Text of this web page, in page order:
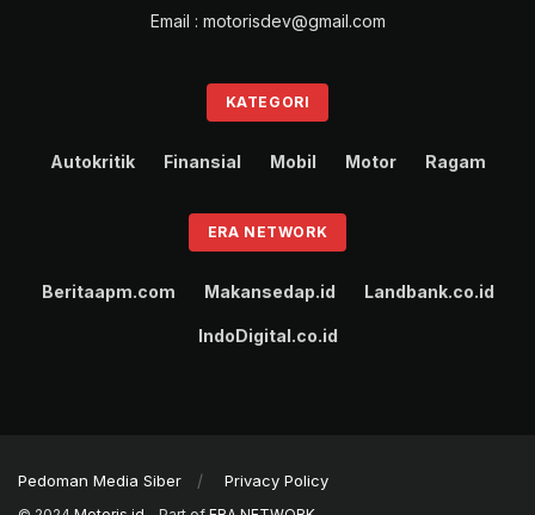
Email : motorisdev@gmail.com
KATEGORI
Autokritik Finansial Mobil Motor Ragam
ERA NETWORK
Beritaapm.com Makansedap.id Landbank.co.id
IndoDigital.co.id
Pedoman Media Siber Privacy Policy